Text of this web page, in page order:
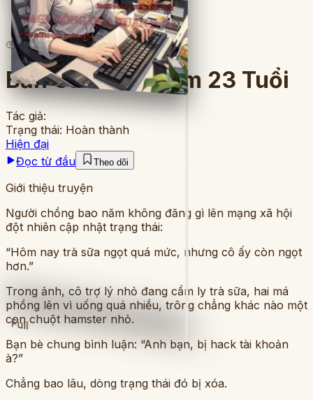
Full
4lượt đọc· 9chương
Bản Cam Kết Năm 23 Tuổi
Tác giả:
Trạng thái: Hoàn thành
Hiện đại
Đọc từ đầu
Theo dõi
Giới thiệu truyện
Người chồng bao năm không đăng gì lên mạng xã hội
đột nhiên cập nhật trạng thái:
“Hôm nay trà sữa ngọt quá mức, nhưng cô ấy còn ngọt
hơn.”
Trong ảnh, cô trợ lý nhỏ đang cầm ly trà sữa, hai má
phồng lên vì uống quá nhiều, trông chẳng khác nào một
con chuột hamster nhỏ.
Bạn bè chung bình luận: “Anh bạn, bị hack tài khoản
à?”
Chẳng bao lâu, dòng trạng thái đó bị xóa.